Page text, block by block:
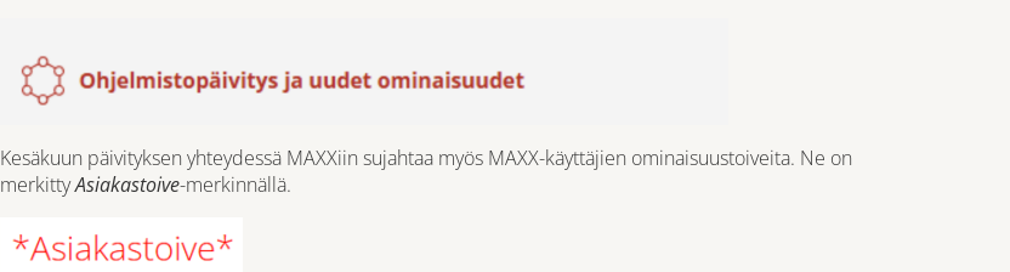
Kesäkuun päivityksen yhteydessä MAXXiin sujahtaa myös MAXX-käyttäjien ominaisuustoiveita. Ne on
merkittyAsiakastoive-merkinnällä.